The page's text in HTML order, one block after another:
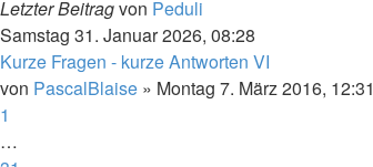
Letzter Beitragvon Peduli
Samstag 31. Januar 2026, 08:28
Kurze Fragen - kurze Antworten VI
von PascalBlaise » Montag 7. März 2016, 12:31
1
…